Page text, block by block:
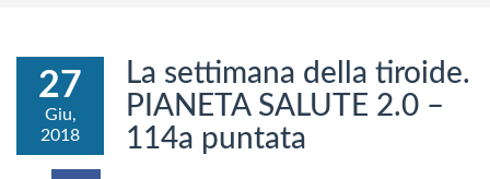
27
Giu,
2018
La settimana della tiroide.
PIANETA SALUTE 2.0 –
114a puntata